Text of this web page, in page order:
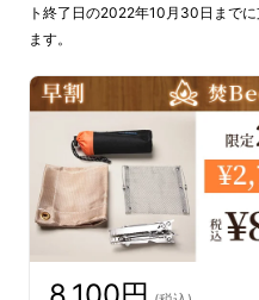
ト終了日の2022年10月30日まで
ます。